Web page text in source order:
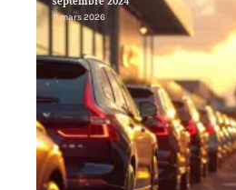
11 mars 2026